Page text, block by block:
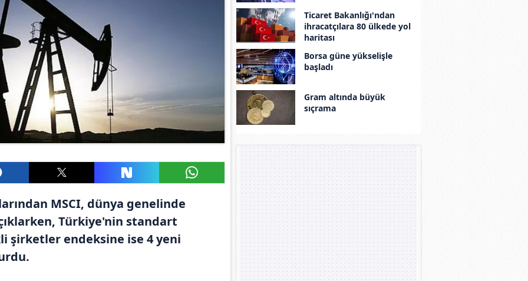
MSCI, dünya genelinde
Türkiye'nin standart
şirketler endeksine ise 4 yeni
Ticaret Bakanlığı'ndan
ihracatçılara 80 ülkede yol
haritası
Borsa güne yükselişle
başladı
Gram altında büyük
sıçrama